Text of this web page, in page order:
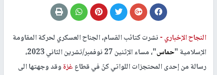
النجاح الإخباري -نشرت كتائب القسام، الجناح العسكري لحركة المقاومة
الإسلامية "حماس
"، مساء الإثنين 27 نوفمبر/تشرين الثاني 2023،
رسالة من إحدى المحتجزات اللواتي كنّ في قطاعغزةوقد وجهتها الى